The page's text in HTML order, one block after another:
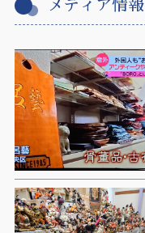
メディア情報